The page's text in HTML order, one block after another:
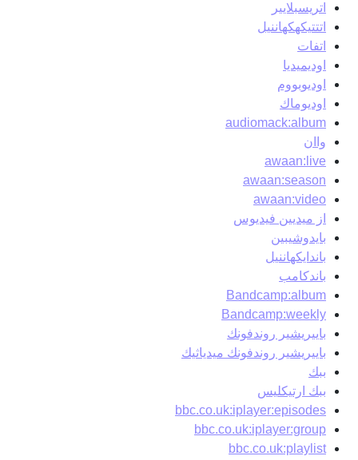
اتريسبلايير
اتتتيكهكهاننيل
اتفات
اوديميديا
اوديوبووم
اوديوماك
audiomack:album
واان
awaan:live
awaan:season
awaan:video
از ميديين فيديوس
بايدوشيبين
باندايكهاننيل
باندكامب
Bandcamp:album
Bandcamp:weekly
باييريشير روندفونك
باييريشير روندفونك ميدياثيك
ببك
ببك ارتيكليس
bbc.co.uk:iplayer:episodes
bbc.co.uk:iplayer:group
bbc.co.uk:playlist